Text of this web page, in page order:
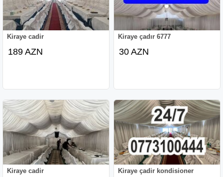
Kiraye cadir
189 AZN
Kiraye çadır 6777
30 AZN
Kiraye cadir
Kiraye çadir kondisioner